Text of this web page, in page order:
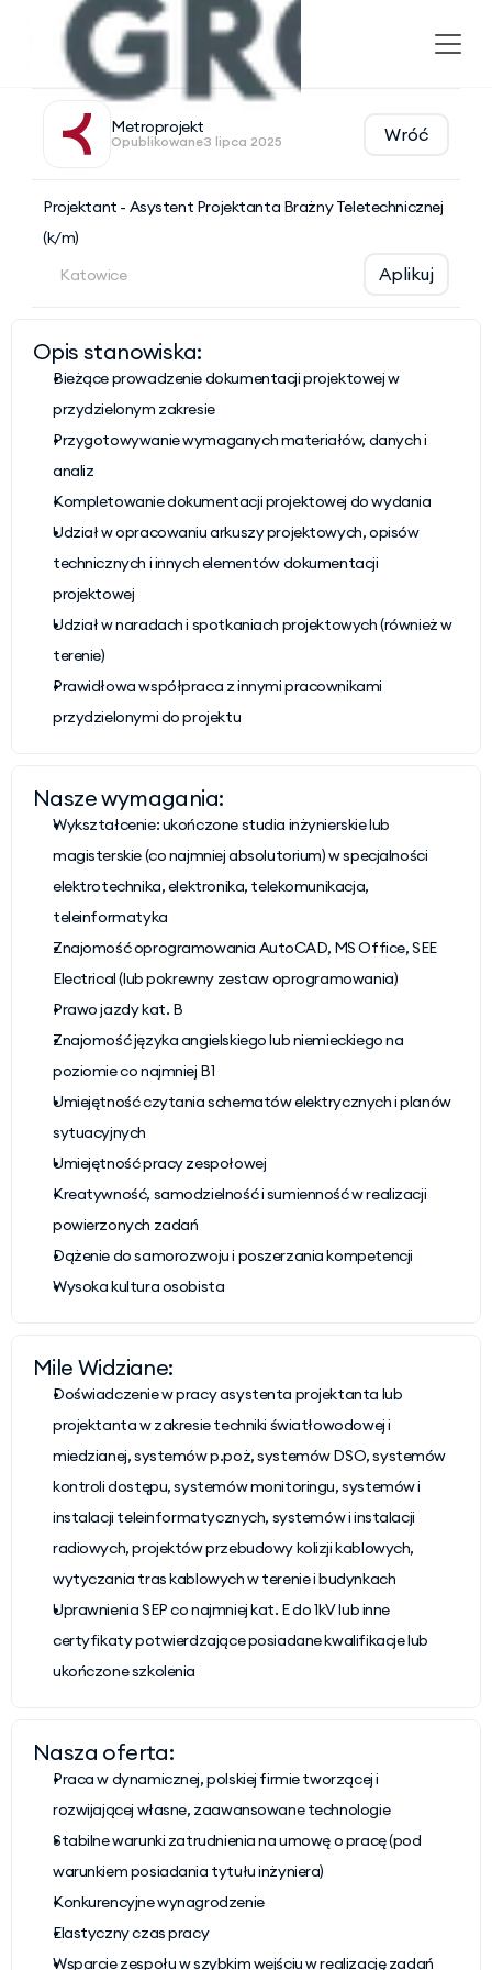
Metroprojekt
Opublikowane3 lipca 2025 Wróć
Projektant - Asystent Projektanta Brażny Teletechnicznej
(k/m)
Katowice
Aplikuj
Opis stanowiska:
Bieżące prowadzenie dokumentacji projektowej w
przydzielonym zakresie
Przygotowywanie wymaganych materiałów, danych i
analiz
Kompletowanie dokumentacji projektowej do wydania
Udział w opracowaniu arkuszy projektowych, opisów
technicznych i innych elementów dokumentacji
projektowej
Udział w naradach i spotkaniach projektowych (również w
terenie)
Prawidłowa współpraca z innymi pracownikami
przydzielonymi do projektu
Nasze wymagania:
Wykształcenie: ukończone studia inżynierskie lub
magisterskie (co najmniej absolutorium) w specjalności
elektrotechnika, elektronika, telekomunikacja,
teleinformatyka
Znajomość oprogramowania AutoCAD, MS Office, SEE
Electrical (lub pokrewny zestaw oprogramowania)
Prawo jazdy kat. B
Znajomość języka angielskiego lub niemieckiego na
poziomie co najmniej B1
Umiejętność czytania schematów elektrycznych i planów
sytuacyjnych
Umiejętność pracy zespołowej
Kreatywność, samodzielność i sumienność w realizacji
powierzonych zadań
Dążenie do samorozwoju i poszerzania kompetencji
Wysoka kultura osobista
Mile Widziane:
Doświadczenie w pracy asystenta projektanta lub
projektanta w zakresie techniki światłowodowej i
miedzianej, systemów p.poż, systemów DSO, systemów
kontroli dostępu, systemów monitoringu, systemów i
instalacji teleinformatycznych, systemów i instalacji
radiowych, projektów przebudowy kolizji kablowych,
wytyczania tras kablowych w terenie i budynkach
Uprawnienia SEP co najmniej kat. E do 1kV lub inne
certyfikaty potwierdzające posiadane kwalifikacje lub
ukończone szkolenia
Nasza oferta:
Praca w dynamicznej, polskiej firmie tworzącej i
rozwijającej własne, zaawansowane technologie
Stabilne warunki zatrudnienia na umowę o pracę (pod
warunkiem posiadania tytułu inżyniera)
Konkurencyjne wynagrodzenie
Elastyczny czas pracy
Wsparcie zespołu w szybkim wejściu w realizację zadań